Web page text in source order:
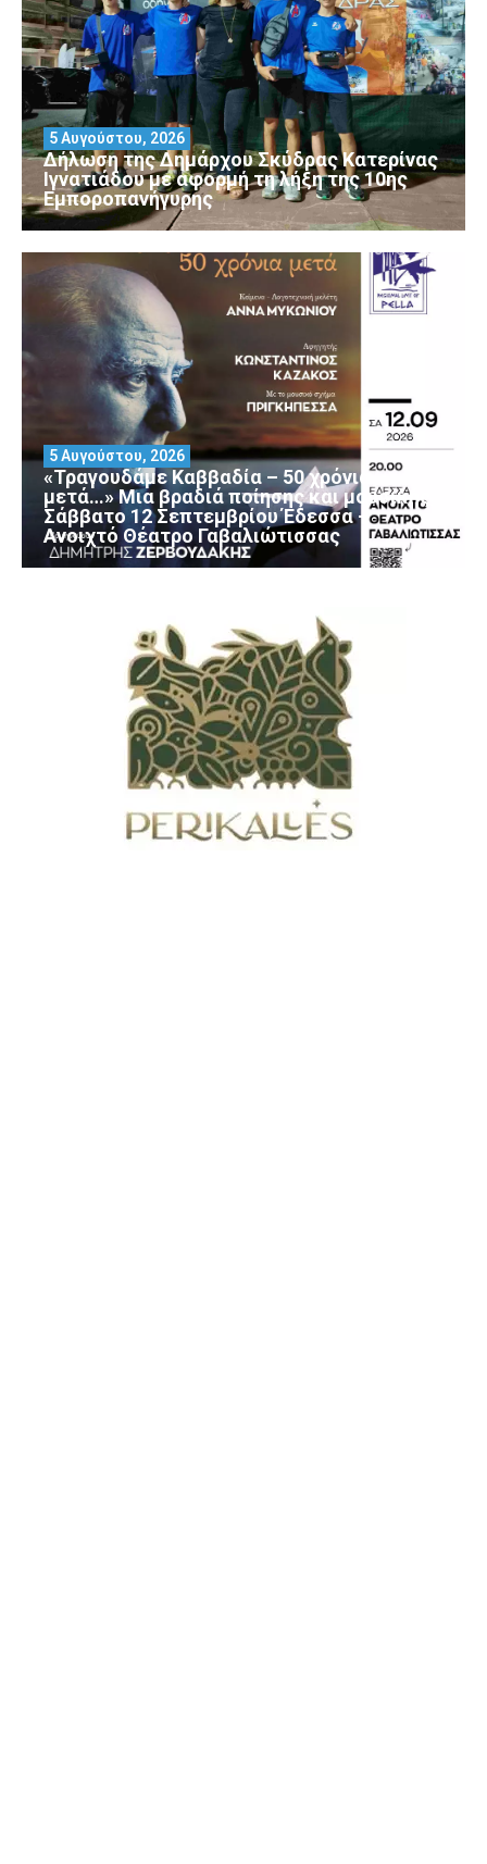
Δήλωση της Δημάρχου Σκύδρας Κατερίνας
Ιγνατιάδου με αφορμή τη λήξη της 10ης
Εμποροπανήγυρης
5 Αυγούστου, 2026
«Τραγουδάμε Καββαδία – 50 χρόνια
μετά…» Μια βραδιά ποίησης και μουσικής
Σάββατο 12 Σεπτεμβρίου Έδεσσα –
Ανοιχτό Θέατρο Γαβαλιώτισσας
5 Αυγούστου, 2026